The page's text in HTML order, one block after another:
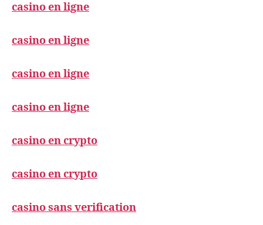
casino en ligne
casino en ligne
casino en ligne
casino en ligne
casino en crypto
casino en crypto
casino sans verification